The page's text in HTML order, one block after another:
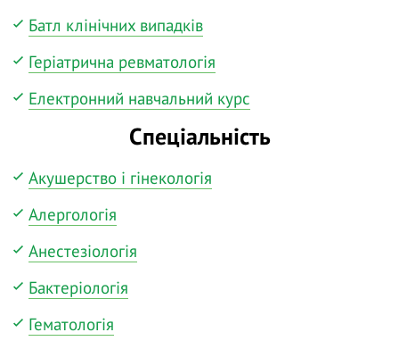
Батл клінічних випадків
Геріатрична ревматологія
Електронний навчальний курс
Спеціальність
Акушерство і гінекологія
Алергологія
Анестезіологія
Бактеріологія
Гематологія